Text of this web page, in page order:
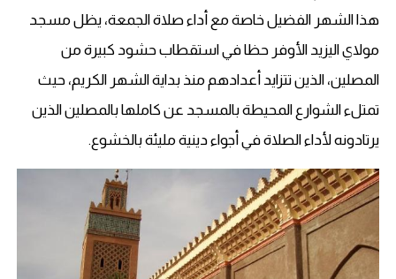
هذا الشهر الفضيل خاصة مع أداء صلاة الجمعة، يظل مسجد
مولاي اليزيد الأوفر حظا في استقطاب حشود كبيرة من
المصلين، الذين تتزايد أعدادهم منذ بداية الشهر الكريم، حيث
تمتلء الشوارع المحيطة بالمسجد عن كاملها بالمصلين الذين
يرتادونه لأداء الصلاة في أجواء دينية مليئة بالخشوع.